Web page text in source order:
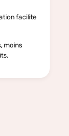
facilite
moins